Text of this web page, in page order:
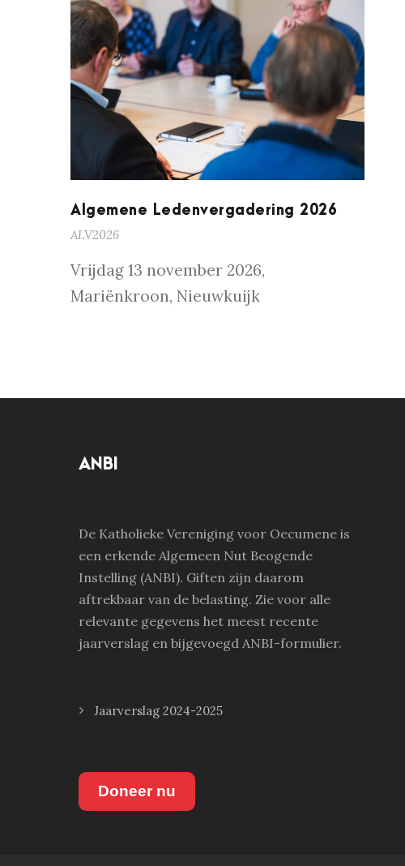
Algemene Ledenvergadering 2026
ALV2026
Vrijdag 13 november 2026,
Mariënkroon, Nieuwkuijk
ANBI
De Katholieke Vereniging voor Oecumene is
een erkende Algemeen Nut Beogende
Instelling (ANBI). Giften zijn daarom
aftrekbaar van de belasting. Zie voor alle
relevante gegevens het meest recente
jaarverslag en bijgevoegd ANBI-formulier.
Jaarverslag 2024-2025
Doneer nu